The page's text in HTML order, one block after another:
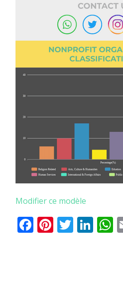
Modifier ce modèle
Facebook
Pinterest